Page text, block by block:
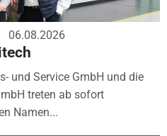
06.08.2026
und Service GmbH und die
treten ab sofort
Namen...